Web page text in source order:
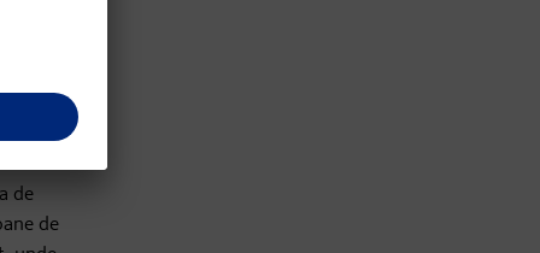
inutile.
de
de